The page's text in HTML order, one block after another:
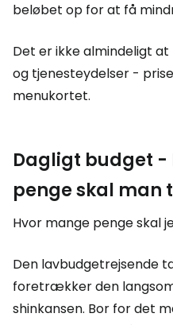
beløbet op for at få
Det er ikke almindeligt
og tjenesteydelser -
menukortet.
Dagligt budget -
penge skal man
Hvor mange penge skal
Den lavbudgetrejsende
foretrækker den
shinkansen. Bor for det